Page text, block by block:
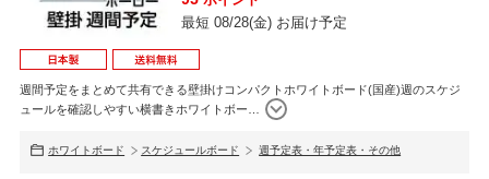
最短 08/28(金) お届け予定
週間予定をまとめて共有できる壁掛けコンパクトホワイトボード(国産)週のスケジ
ュールを確認しやすい横書きホワイトボー
ホワイトボード スケジュールボード 週予定表・年予定表・その他